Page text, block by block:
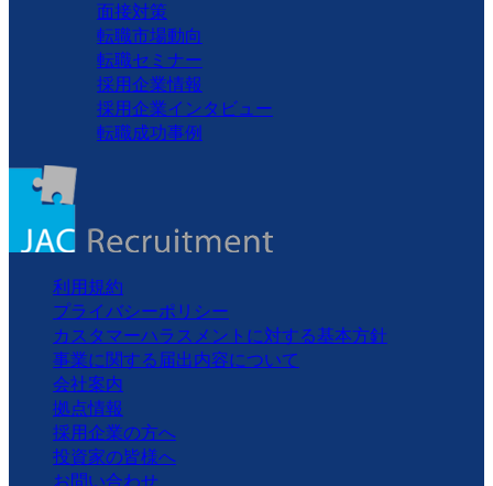
面接対策
転職市場動向
転職セミナー
採用企業情報
採用企業インタビュー
転職成功事例
利用規約
プライバシーポリシー
カスタマーハラスメントに対する基本方針
事業に関する届出内容について
会社案内
拠点情報
採用企業の方へ
投資家の皆様へ
お問い合わせ